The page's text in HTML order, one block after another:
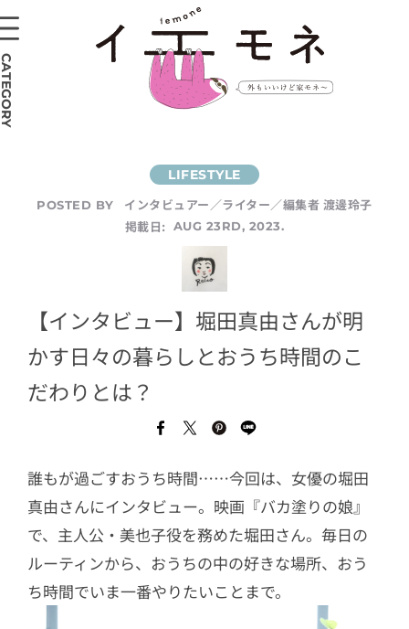
POSTED BY
インタビュアー／ライター／編集者 渡邊玲子
掲載日:
AUG 23RD, 2023.
【インタビュー】堀田真由さんが明
かす日々の暮らしとおうち時間のこ
だわりとは？
誰もが過ごすおうち時間……今回は、女優の堀田
真由さんにインタビュー。映画『バカ塗りの娘』
で、主人公・美也子役を務めた堀田さん。毎日の
ルーティンから、おうちの中の好きな場所、おう
ち時間でいま一番やりたいことまで。